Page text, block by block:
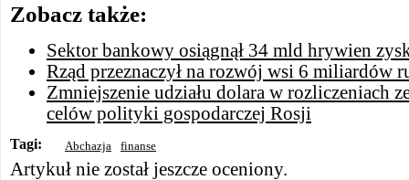
Zobacz także:
Sektor bankowy osiągnął 34 mld hrywien
Rząd przeznaczył na rozwój wsi 6 miliardów
Zmniejszenie udziału dolara w rozliczeniach
celów polityki gospodarczej Rosji
Tagi: Abchazja finanse
Artykuł nie został jeszcze oceniony.